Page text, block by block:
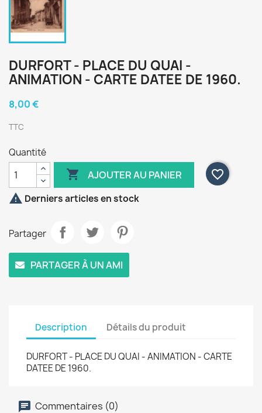
DURFORT - PLACE DU QUAI -
ANIMATION - CARTE DATEE DE 1960.
8,00 €
TTC
Quantité
 AJOUTER AU PANIER
favorite_border
 Derniers articles en stock
Partager
PARTAGER À UN AMI
Description Détails du produit
DURFORT - PLACE DU QUAI - ANIMATION - CARTE
DATEE DE 1960.
Commentaires (0)